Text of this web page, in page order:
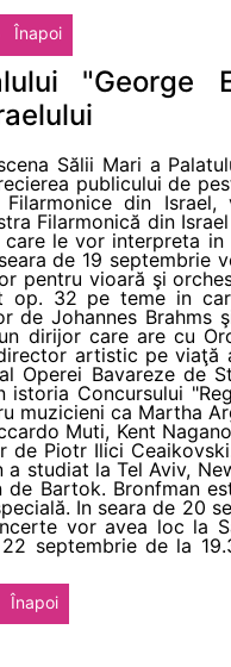
Înapoi
"George
Sălii Mari a
publicului de
din Israel,
Filarmonică din
le vor interpreta
de 19
pentru vioară şi
32 pe teme in
de Johannes Brahms
dirijor care are cu
artistic pe
Bavareze de
Concursului
muzicieni ca Martha
Muti, Kent
de Piotr Ilici
studiat la Tel Aviv,
Bartok. Bronfman
In seara de 20
vor avea loc la
septembrie de la
Înapoi